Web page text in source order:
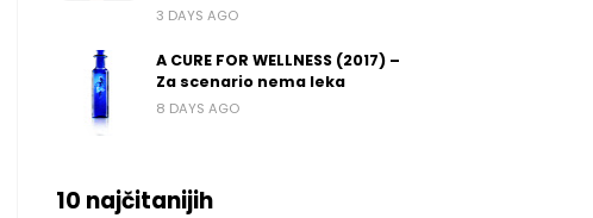
3 DAYS AGO
A CURE FOR WELLNESS (2017) –
Za scenario nema leka
8 DAYS AGO
10 najčitanijih